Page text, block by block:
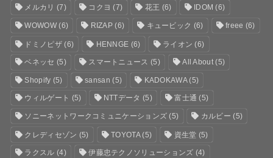
メルカリ (7) コクヨ (7) 花王 (6) IDOM (6)
WOWOW(6) RIZAP (6) キュービック (6) freee (6)
ドミノピザ(6) HENNGE (6) ライオン (6)
ベネッセ (5) スマートニュース (5) All About(5)
Shopify (5) sansan (5) KADOKAWA(5)
ウィルゲート (5) NTTデータ (5) 富士通 (5)
ソニーネットワークコミュニケーションズ (5) カルビー (5)
クレディセゾン (5) TOYOTA(5) 資生堂 (5)
ラクスル (4) 伊藤忠テクノソリューションズ (4)